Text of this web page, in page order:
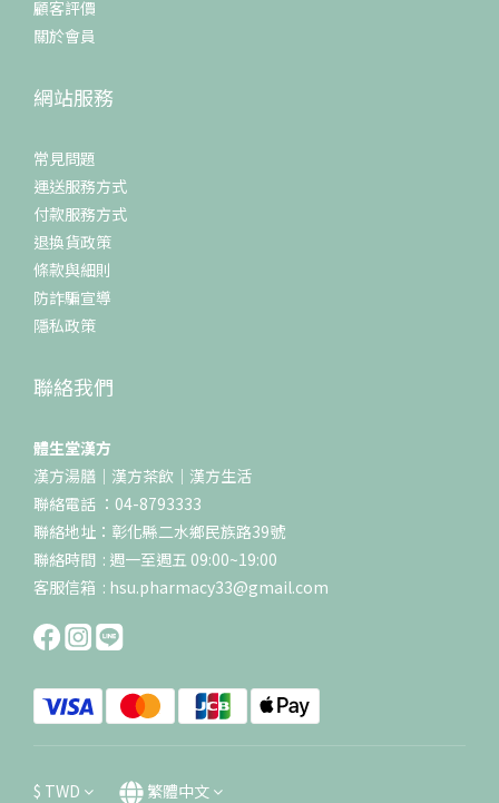
顧客評價
關於會員
網站服務
常見問題
運送服務方式
付款服務方式
退換貨政策
條款與細則
防詐騙宣導
隱私政策
聯絡我們
體生堂漢方
漢方湯膳｜漢方茶飲｜漢方生活
聯絡電話 ：04-8793333
聯絡地址：彰化縣二水鄉民族路39號
聯絡時間 : 週一至週五 09:00~19:00
客服信箱 : hsu.pharmacy33@gmail.com
$ TWD 繁體中文